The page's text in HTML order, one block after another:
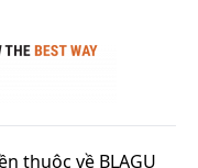
thuộc về BLAGU